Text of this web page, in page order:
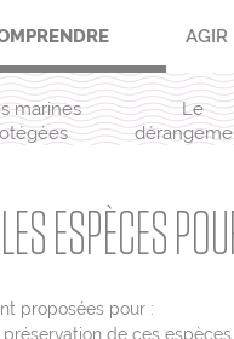
marines
Le
AGIR
ESPÈCES
proposées pour :
de ces espèces,